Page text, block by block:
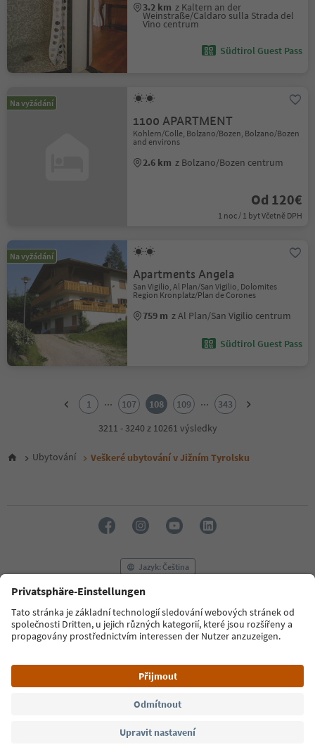
3.2 km z Kaltern an der
Weinstraße/Caldaro sulla Strada del
Vino centrum
Südtirol Guest Pass
Na vyžádání
1100 APARTMENT
Kohlern/Colle, Bolzano/Bozen, Bolzano/Bozen
and environs
2.6 km z Bolzano/Bozen centrum
Od 120€
1 noc / 1 byt Včetně DPH
Na vyžádání
Apartments Angela
San Vigilio, Al Plan/San Vigilio, Dolomites
Region Kronplatz/Plan de Corones
759 m z Al Plan/San Vigilio centrum
Südtirol Guest Pass
6
16
17
18
19
21
1 ... 107 108 109 ...
343
3211 - 3240 z 10261 výsledky
Ubytování Veškeré ubytování v Jižním Tyrolsku
Jazyk: Čeština
FAQ Kontaktujte nás Tisk
MICE
Zásady ochrany osobních údajů
Podmínky a ujednání
Tiráž
Prohlášení o přístupnosti